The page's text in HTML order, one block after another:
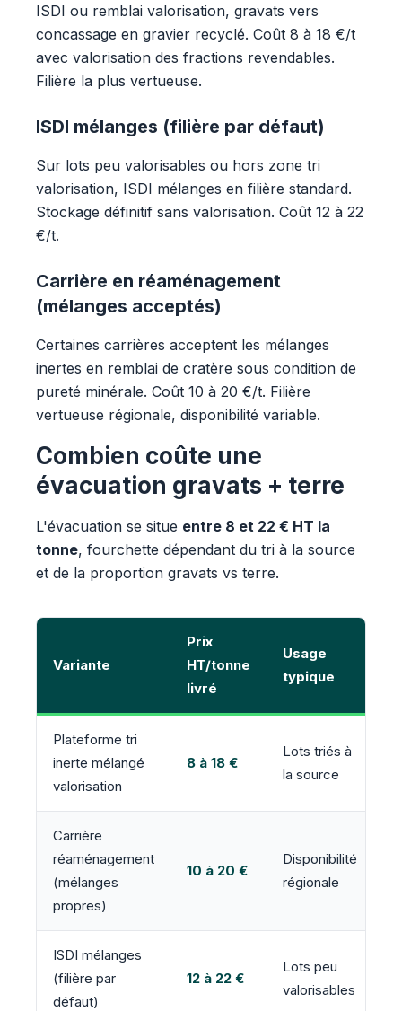
ISDI ou remblai valorisation, gravats vers
concassage en gravier recyclé. Coût 8 à 18 €/t
avec valorisation des fractions revendables.
Filière la plus vertueuse.
ISDI mélanges (filière par défaut)
Sur lots peu valorisables ou hors zone tri
valorisation, ISDI mélanges en filière standard.
Stockage définitif sans valorisation. Coût 12 à 22
€/t.
Carrière en réaménagement
(mélanges acceptés)
Certaines carrières acceptent les mélanges
inertes en remblai de cratère sous condition de
pureté minérale. Coût 10 à 20 €/t. Filière
vertueuse régionale, disponibilité variable.
Combien coûte une
évacuation gravats + terre
L'évacuation se situe entre 8 et 22 € HT la
tonne, fourchette dépendant du tri à la source
et de la proportion gravats vs terre.
Variante
Prix
HT/tonne
livré
Usage
typique
Plateforme tri
inerte mélangé
valorisation
8 à 18 €
Lots triés à
la source
Carrière
réaménagement
(mélanges
propres)
10 à 20 €
Disponibilité
régionale
ISDI mélanges
(filière par
défaut)
12 à 22 €
Lots peu
valorisables